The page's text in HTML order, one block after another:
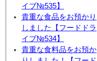
イブ№535】
貴重な食品をお預かり
しました【フードドラ
イブ№534】
貴重な食料品をお預か